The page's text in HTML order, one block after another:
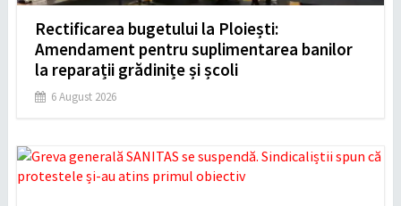
Rectificarea bugetului la Ploiești:
Amendament pentru suplimentarea banilor
la reparații grădinițe și școli
6 August 2026